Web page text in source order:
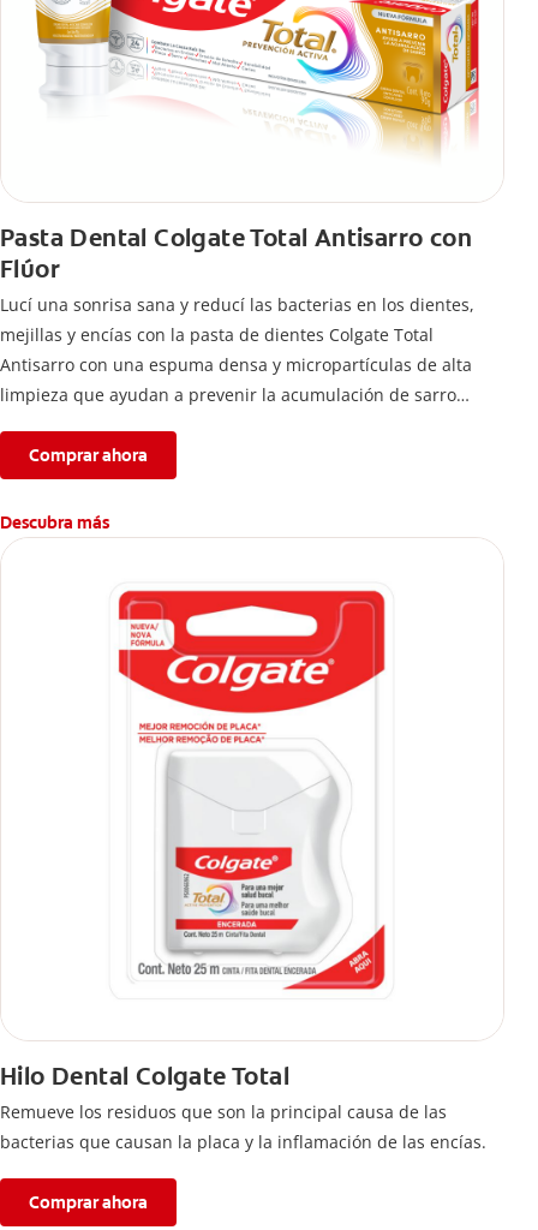
Pasta Dental Colgate Total Antisarro con
Flúor
Lucí una sonrisa sana y reducí las bacterias en los dientes,
mejillas y encías con la pasta de dientes Colgate Total
Antisarro con una espuma densa y micropartículas de alta
limpieza que ayudan a prevenir la acumulación de sarro
Comprar ahora
Descubra más
Hilo Dental Colgate Total
Remueve los residuos que son la principal causa de las
bacterias que causan la placa y la inflamación de las encías.
Comprar ahora